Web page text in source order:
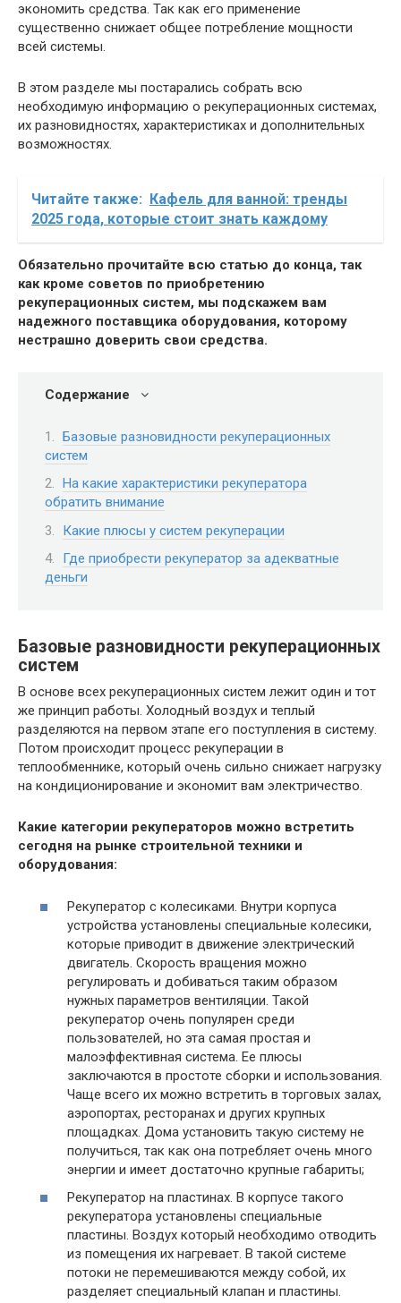
экономить средства. Так как его применение
существенно снижает общее потребление мощности
всей системы.
В этом разделе мы постарались собрать всю
необходимую информацию о рекуперационных системах,
их разновидностях, характеристиках и дополнительных
возможностях.
Читайте также: Кафель для ванной: тренды
2025 года, которые стоит знать каждому
Обязательно прочитайте всю статью до конца, так
как кроме советов по приобретению
рекуперационных систем, мы подскажем вам
надежного поставщика оборудования, которому
нестрашно доверить свои средства.
Содержание
Базовые разновидности рекуперационных
систем
На какие характеристики рекуператора
обратить внимание
Какие плюсы у систем рекуперации
Где приобрести рекуператор за адекватные
деньги
Базовые разновидности рекуперационных
систем
В основе всех рекуперационных систем лежит один и тот
же принцип работы. Холодный воздух и теплый
разделяются на первом этапе его поступления в систему.
Потом происходит процесс рекуперации в
теплообменнике, который очень сильно снижает нагрузку
на кондиционирование и экономит вам электричество.
Какие категории рекуператоров можно встретить
сегодня на рынке строительной техники и
оборудования:
Рекуператор с колесиками. Внутри корпуса
устройства установлены специальные колесики,
которые приводит в движение электрический
двигатель. Скорость вращения можно
регулировать и добиваться таким образом
нужных параметров вентиляции. Такой
рекуператор очень популярен среди
пользователей, но эта самая простая и
малоэффективная система. Ее плюсы
заключаются в простоте сборки и использования.
Чаще всего их можно встретить в торговых залах,
аэропортах, ресторанах и других крупных
площадках. Дома установить такую систему не
получиться, так как она потребляет очень много
энергии и имеет достаточно крупные габариты;
Рекуператор на пластинах. В корпусе такого
рекуператора установлены специальные
пластины. Воздух который необходимо отводить
из помещения их нагревает. В такой системе
потоки не перемешиваются между собой, их
разделяет специальный клапан и пластины.